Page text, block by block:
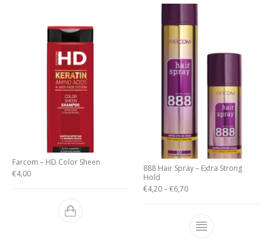
Farcom – HD Color Sheen
€4,00
888 Hair Spray – Extra Strong
Hold
€4,20–€6,70